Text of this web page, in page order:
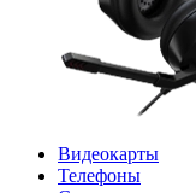
Видеокарты
Телефоны